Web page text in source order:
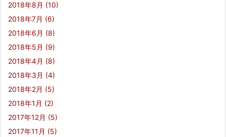
2018年8月 (10)
2018年7月 (6)
2018年6月 (8)
2018年5月 (9)
2018年4月 (8)
2018年3月 (4)
2018年2月 (5)
2018年1月 (2)
2017年12月 (5)
2017年11月 (5)